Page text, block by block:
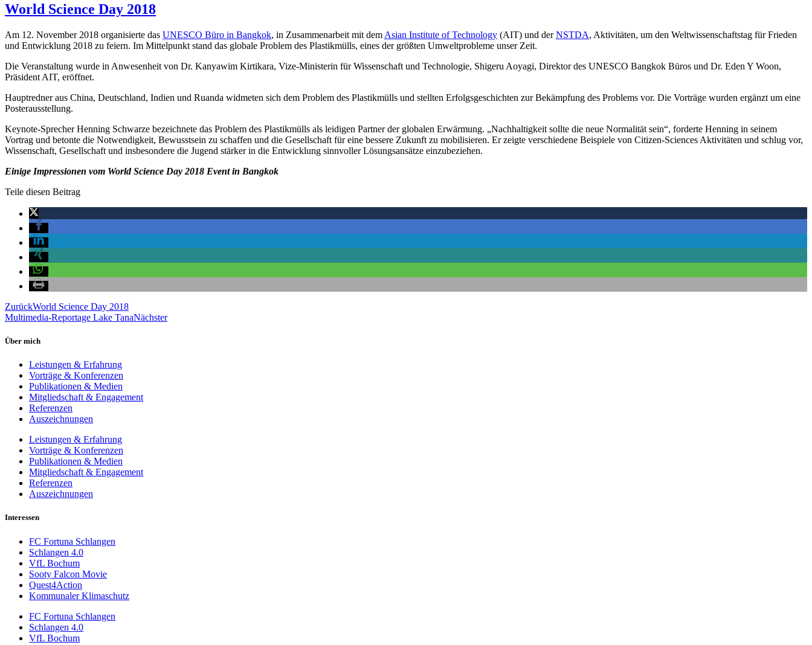
World Science Day 2018
Am 12. November 2018 organisierte das UNESCO Büro in Bangkok, in Zusammenarbeit mit dem Asian Institute of Technology (AIT) und derNSTDA, Aktivitäten, um den Weltwissenschaftstag für Frieden
und Entwicklung 2018 zu feiern. Im Mittelpunkt stand das globale Problem des Plastikmülls, eines der größten Umweltprobleme unser Zeit.
Die Veranstaltung wurde in Anwesenheit von Dr. Kanyawim Kirtikara, Vize-Ministerin für Wissenschaft und Technologie, Shigeru Aoyagi, Direktor des UNESCO Bangkok Büros und Dr. Eden Y Woon,
Präsident AIT, eröffnet.
Hauptredner aus China, Deutschland, Indien und Ruanda widmeten sich dem Problem des Plastikmülls und stellten Erfolgsgeschichten zur Bekämpfung des Problems vor. Die Vorträge wurden ergänzt um eine
Posterausstellung.
Keynote-Sprecher Henning Schwarze bezeichnete das Problem des Plastikmülls als leidigen Partner der globalen Erwärmung. „Nachhaltigkeit sollte die neue Normalität sein“, forderte Henning in seinem
Vortrag und betonte die Notwendigkeit, Bewusstsein zu schaffen und die Gesellschaft für eine bessere Zukunft zu mobilisieren. Er zeigte verschiedene Beispiele von Citizen-Sciences Aktivitäten und schlug vor,
Wissenschaft, Gesellschaft und insbesondere die Jugend stärker in die Entwicklung sinnvoller Lösungsansätze einzubeziehen.
Einige Impressionen vom World Science Day 2018 Event in Bangkok
Teile diesen Beitrag
ZurückWorld Science Day 2018
Multimedia-Reportage Lake TanaNächster
Über mich
Leistungen & Erfahrung
Vorträge & Konferenzen
Publikationen & Medien
Mitgliedschaft & Engagement
Referenzen
Auszeichnungen
Leistungen & Erfahrung
Vorträge & Konferenzen
Publikationen & Medien
Mitgliedschaft & Engagement
Referenzen
Auszeichnungen
Interessen
FC Fortuna Schlangen
Schlangen 4.0
VfL Bochum
Sooty Falcon Movie
Quest4Action
Kommunaler Klimaschutz
FC Fortuna Schlangen
Schlangen 4.0
VfL Bochum